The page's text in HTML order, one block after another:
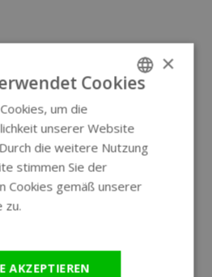
GERMAN
×
Cookies
um die
unserer Website
die weitere Nutzung
stimmen Sie der
Cookies gemäß unserer
zu.
AKZEPTIEREN